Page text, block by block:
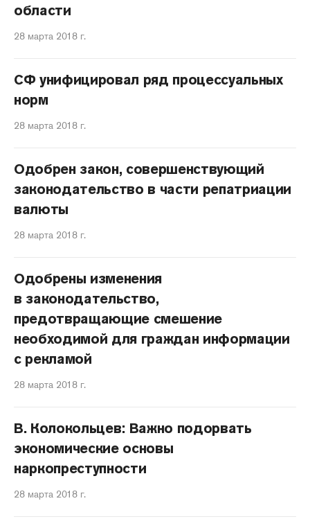
области
28 марта 2018 г.
СФ унифицировал ряд процессуальных
норм
28 марта 2018 г.
Одобрен закон, совершенствующий
законодательство в части репатриации
валюты
28 марта 2018 г.
Одобрены изменения
в законодательство,
предотвращающие смешение
необходимой для граждан информации
с рекламой
28 марта 2018 г.
В. Колокольцев: Важно подорвать
экономические основы
наркопреступности
28 марта 2018 г.